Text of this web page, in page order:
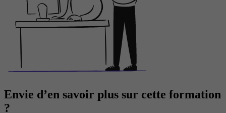
Envie d’en savoir plus sur cette formation
?